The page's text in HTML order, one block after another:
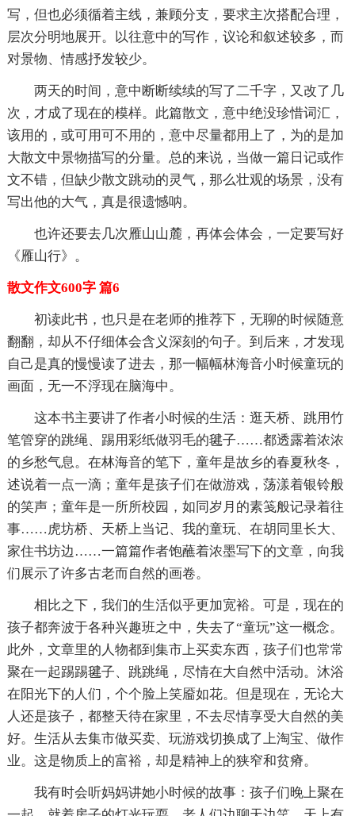
写，但也必须循着主线，兼顾分支，要求主次搭配合理，
层次分明地展开。以往意中的写作，议论和叙述较多，而
对景物、情感抒发较少。
两天的时间，意中断断续续的写了二千字，又改了几
次，才成了现在的模样。此篇散文，意中绝没珍惜词汇，
该用的，或可用可不用的，意中尽量都用上了，为的是加
大散文中景物描写的分量。总的来说，当做一篇日记或作
文不错，但缺少散文跳动的灵气，那么壮观的场景，没有
写出他的大气，真是很遗憾呐。
也许还要去几次雁山山麓，再体会体会，一定要写好
《雁山行》。
散文作文600字 篇6
初读此书，也只是在老师的推荐下，无聊的时候随意
翻翻，却从不仔细体会含义深刻的句子。到后来，才发现
自己是真的慢慢读了进去，那一幅幅林海音小时候童玩的
画面，无一不浮现在脑海中。
这本书主要讲了作者小时候的生活：逛天桥、跳用竹
笔管穿的跳绳、踢用彩纸做羽毛的毽子……都透露着浓浓
的乡愁气息。在林海音的笔下，童年是故乡的春夏秋冬，
述说着一点一滴；童年是孩子们在做游戏，荡漾着银铃般
的笑声；童年是一所所校园，如同岁月的素笺般记录着往
事……虎坊桥、天桥上当记、我的童玩、在胡同里长大、
家住书坊边……一篇篇作者饱蘸着浓墨写下的文章，向我
们展示了许多古老而自然的画卷。
相比之下，我们的生活似乎更加宽裕。可是，现在的
孩子都奔波于各种兴趣班之中，失去了“童玩”这一概念。
此外，文章里的人物都到集市上买卖东西，孩子们也常常
聚在一起踢踢毽子、跳跳绳，尽情在大自然中活动。沐浴
在阳光下的人们，个个脸上笑靥如花。但是现在，无论大
人还是孩子，都整天待在家里，不去尽情享受大自然的美
好。生活从去集市做买卖、玩游戏切换成了上淘宝、做作
业。这是物质上的富裕，却是精神上的狭窄和贫瘠。
我有时会听妈妈讲她小时候的故事：孩子们晚上聚在